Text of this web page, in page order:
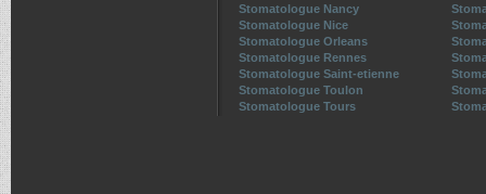
Stomatologue Nancy
Stomatologue Nice
Stomatologue Orleans
Stomatologue Rennes
Stomatologue Saint-etienne
Stomatologue Toulon
Stomatologue Tours